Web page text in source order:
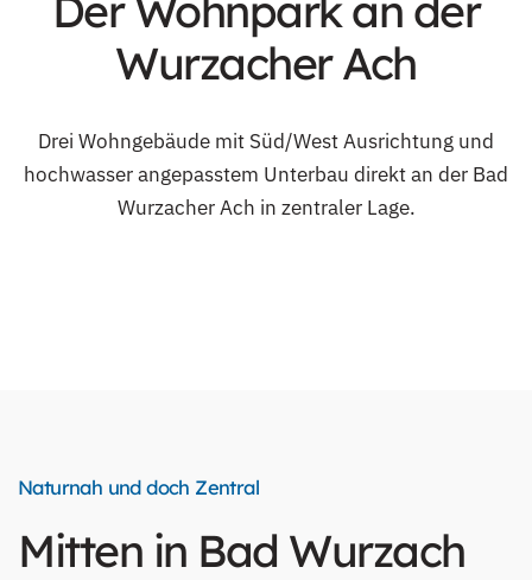
Wurzacher Ach
Drei Wohngebäude mit Süd/West Ausrichtung und
hochwasser angepasstem Unterbau direkt an der Bad
Wurzacher Ach in zentraler Lage.
Naturnah und doch Zentral
Mitten in Bad Wurzach